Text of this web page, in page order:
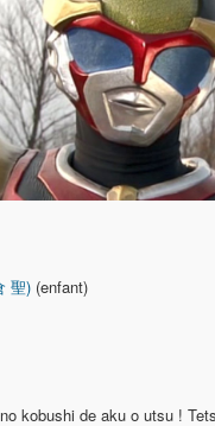
聖) (enfant)
kobushi de aku o utsu !